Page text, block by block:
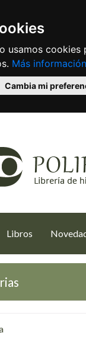
usamos
Más
Cambia mi
Libros